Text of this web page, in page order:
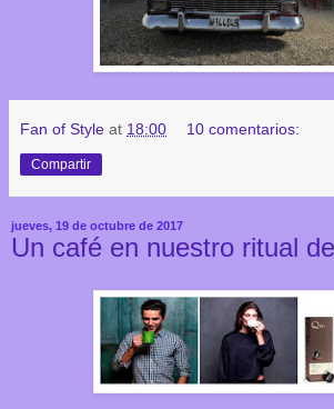
Fan of Style at 18:00 10 comentarios:
Compartir
jueves, 19 de octubre de 2017
Un café en nuestro ritual